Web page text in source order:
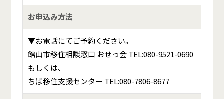
お申込み方法
▼お電話にてご予約ください。
館山市移住相談窓口 おせっ会 TEL:080-9521-0690
もしくは、
ちば移住支援センター TEL:080-7806-8677